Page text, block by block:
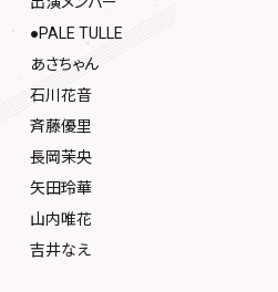
●PALE TULLE
あさちゃん
石川花音
斉藤優里
長岡茉央
矢田玲華
山内唯花
吉井なえ